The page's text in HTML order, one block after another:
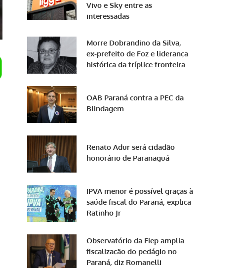
Vivo e Sky entre as
interessadas
Morre Dobrandino da Silva,
ex-prefeito de Foz e liderança
histórica da tríplice fronteira
OAB Paraná contra a PEC da
Blindagem
Renato Adur será cidadão
honorário de Paranaguá
IPVA menor é possível graças à
saúde fiscal do Paraná, explica
Ratinho Jr
Observatório da Fiep amplia
fiscalização do pedágio no
Paraná, diz Romanelli